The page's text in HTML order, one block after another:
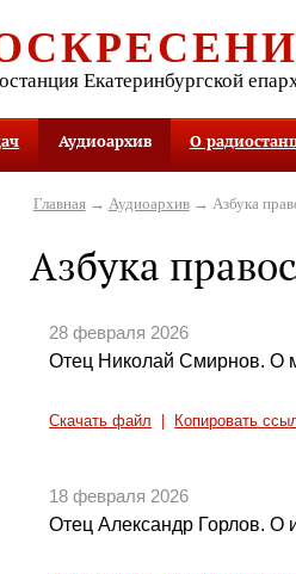
Екатеринбургской
Аудиоархив О
Главная→ Аудиоархив→ Азбука
Азбука
28 февраля 2026
Отец Николай Смирнов. О
Скачать файл Копировать
18 февраля 2026
Отец Александр Горлов. О